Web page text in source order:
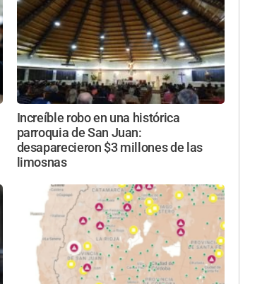
Increíble robo en una histórica
parroquia de San Juan:
desaparecieron $3 millones de las
limosnas